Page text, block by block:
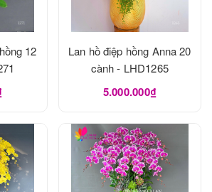
12
Lan hồ điệp hồng Anna 20
cành - LHD1265
5.000.000₫